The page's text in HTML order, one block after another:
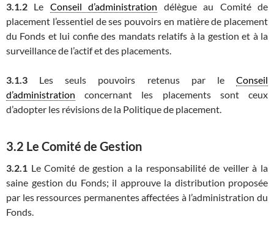
3.1.2 Le Conseil d’administration délègue au Comité de
placement l’essentiel de ses pouvoirs en matière de placement
du Fonds et lui confie des mandats relatifs à la gestion et à la
surveillance de l’actif et des placements.
3.1.3 Les seuls pouvoirs retenus par le Conseil
d’administration concernant les placements sont ceux
d’adopter les révisions de la Politique de placement.
3.2 Le Comité de Gestion
3.2.1 Le Comité de gestion a la responsabilité de veiller à la
saine gestion du Fonds; il approuve la distribution proposée
par les ressources permanentes affectées à l’administration du
Fonds.